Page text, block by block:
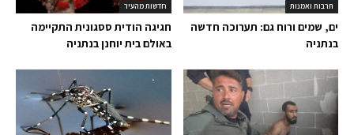
חדשות מהעיר
חגיגה הודית ססגונית התקיימה
באולם בית יוחנן בנתניה
תרבות ואמנות
ים, שמים ורוח גם: תערוכה חדשה
בנתניה